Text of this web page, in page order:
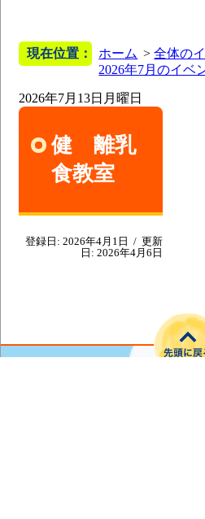
現在位置： ホーム
全体の
2026年7月のイベ
2026年7月13日 月曜日
健 離乳
食教室
登録日: 2026年4月1日 / 更新
日: 2026年4月6日